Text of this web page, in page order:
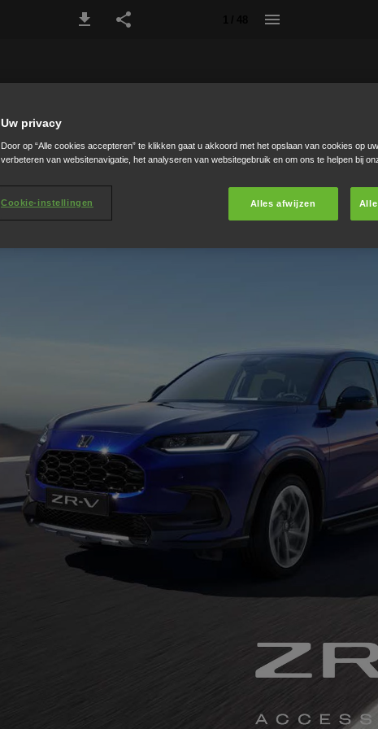
Uw privacy
Door op “Alle cookies accepteren” te klikken gaat u akkoord met het opslaan van cookies op
verbeteren van websitenavigatie, het analyseren van websitegebruik en om ons te helpen bij
Alles afwijzen
Cookie-instellingen